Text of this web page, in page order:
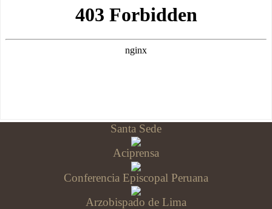
Santa Sede
Aciprensa
Conferencia Episcopal Peruana
Arzobispado de Lima